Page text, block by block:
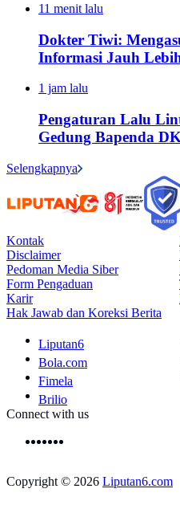
11 menit lalu
Dokter Tiwi:
Informasi Jauh
1 jam lalu
Pengaturan Lalu
Gedung Bapenda
Selengkapnya
Kontak
Disclaimer
Pedoman Media Siber
Form Pengaduan
Karir
Hak Jawab dan Koreksi Berita
Liputan6
Bola.com
Fimela
Brilio
Connect with us
Copyright © 2026 Liputan6.com